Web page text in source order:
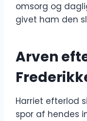
omsorg og
givet ham den
Arven
Harriet efterlod
spor af hendes